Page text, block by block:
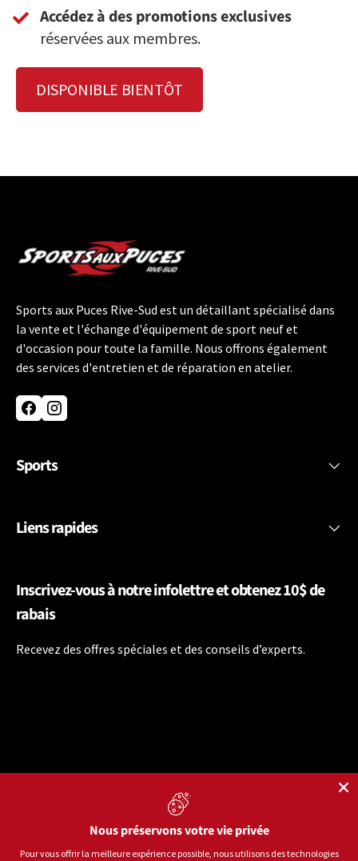
Accédez à des promotions exclusives
réservées aux membres.
DISPONIBLE BIENTÔT
Sports aux Puces Rive-Sud est un détaillant spécialisé dans
la vente et l'échange d'équipement de sport neuf et
d'occasion pour toute la famille. Nous offrons également
des services d'entretien et de réparation en atelier.
FacebookInstagram
Sports
Liens rapides
Inscrivez-vous à notre infolettre et obtenez 10$ de
rabais
Recevez des offres spéciales et des conseils d’experts.
Français
Nous préservons votre vie privée
Pour vous offrir la meilleure expérience possible, nous utilisons des technologies